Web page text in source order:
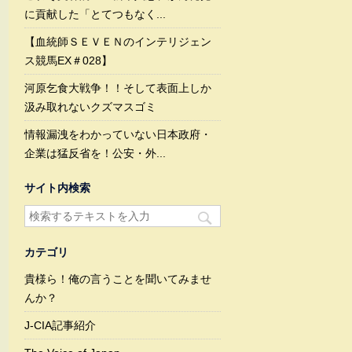
に貢献した「とてつもなく...
【血統師ＳＥＶＥＮのインテリジェン
ス競馬EX＃028】
河原乞食大戦争！！そして表面上しか
汲み取れないクズマスゴミ
情報漏洩をわかっていない日本政府・
企業は猛反省を！公安・外...
サイト内検索
カテゴリ
貴様ら！俺の言うことを聞いてみませ
んか？
J-CIA記事紹介